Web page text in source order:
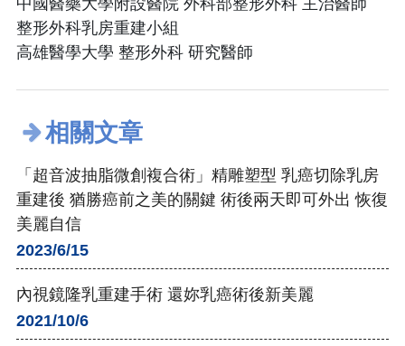
中國醫藥大學附設醫院 外科部整形外科 主治醫師
整形外科乳房重建小組
高雄醫學大學 整形外科 研究醫師
相關文章
「超音波抽脂微創複合術」精雕塑型 乳癌切除乳房
重建後 猶勝癌前之美的關鍵 術後兩天即可外出 恢復
美麗自信
2023/6/15
內視鏡隆乳重建手術 還妳乳癌術後新美麗
2021/10/6